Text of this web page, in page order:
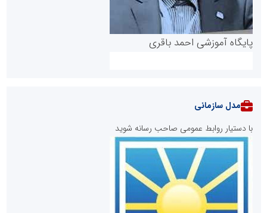
پایگاه آموزشی احمد باقری
روابط عمومی خبرگزاری گزارش خبر
مدل سازمانی
با دستیار روابط عمومی صاحب رسانه شوید